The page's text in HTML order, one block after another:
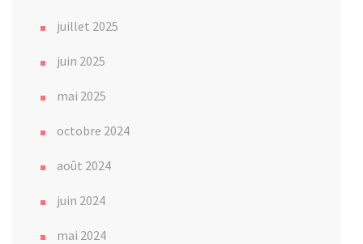
juillet 2025
juin 2025
mai 2025
octobre 2024
août 2024
juin 2024
mai 2024